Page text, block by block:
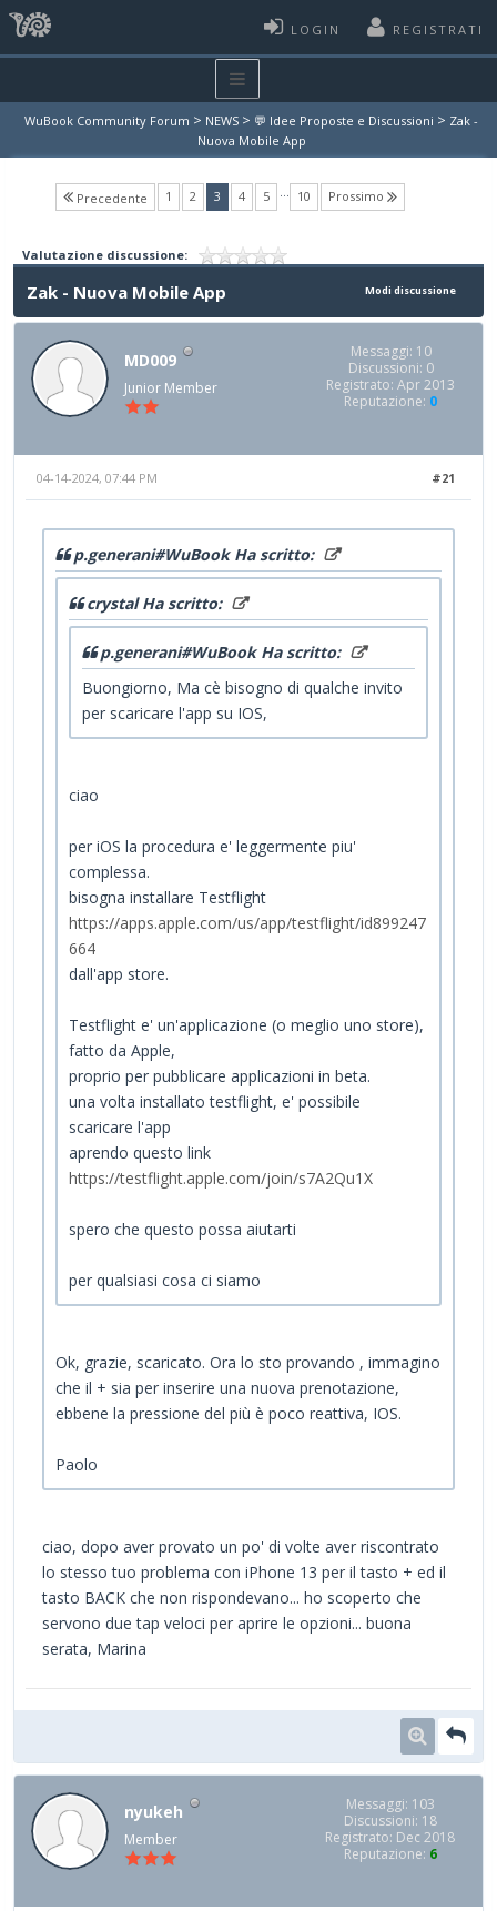
LOGIN REGISTRATI
WuBook Community Forum > NEWS > 💬 Idee Proposte e Discussioni > Zak -
Nuova Mobile App
Precedente 1 2 3(current)
4 5 … 10 Prossimo
Valutazione discussione:
Modi discussione
Zak - Nuova Mobile App
MD009
Junior Member
Messaggi: 10
Discussioni: 0
Registrato: Apr 2013
Reputazione: 0
#21
04-14-2024, 07:44 PM
p.generani#WuBook Ha scritto:
crystal Ha scritto:
p.generani#WuBook Ha scritto:
Buongiorno, Ma cè bisogno di qualche invito
per scaricare l'app su IOS,
ciao
per iOS la procedura e' leggermente piu'
complessa.
bisogna installare Testflight
https://apps.apple.com/us/app/testflight/id899247
664
dall'app store.
Testflight e' un'applicazione (o meglio uno store),
fatto da Apple,
proprio per pubblicare applicazioni in beta.
una volta installato testflight, e' possibile
scaricare l'app
aprendo questo link
https://testflight.apple.com/join/s7A2Qu1X
spero che questo possa aiutarti
per qualsiasi cosa ci siamo
Ok, grazie, scaricato. Ora lo sto provando , immagino
che il + sia per inserire una nuova prenotazione,
ebbene la pressione del più è poco reattiva, IOS.
Paolo
ciao, dopo aver provato un po' di volte aver riscontrato
lo stesso tuo problema con iPhone 13 per il tasto + ed il
tasto BACK che non rispondevano... ho scoperto che
servono due tap veloci per aprire le opzioni... buona
serata, Marina
nyukeh
Member
Messaggi: 103
Discussioni: 18
Registrato: Dec 2018
Reputazione: 6